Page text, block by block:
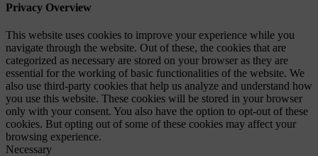
Privacy Overview
This website uses cookies to improve your experience while you
navigate through the website. Out of these, the cookies that are
categorized as necessary are stored on your browser as they are
essential for the working of basic functionalities of the website. We
also use third-party cookies that help us analyze and understand how
you use this website. These cookies will be stored in your browser
only with your consent. You also have the option to opt-out of these
cookies. But opting out of some of these cookies may affect your
browsing experience.
Necessary